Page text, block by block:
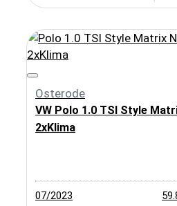
Osterode
VW Polo 1.0 TSI Style
2xKlima
07/2023